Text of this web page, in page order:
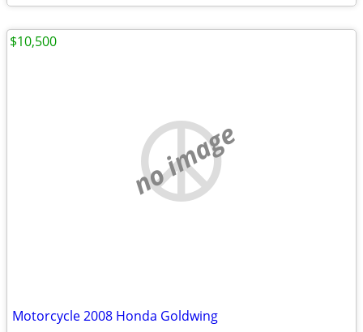
no image
Motorcycle 2008 Honda Goldwing
$10,500